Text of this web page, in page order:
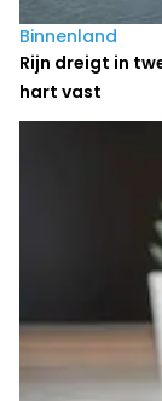
Binnenland
Rijn dreigt in
hart vast